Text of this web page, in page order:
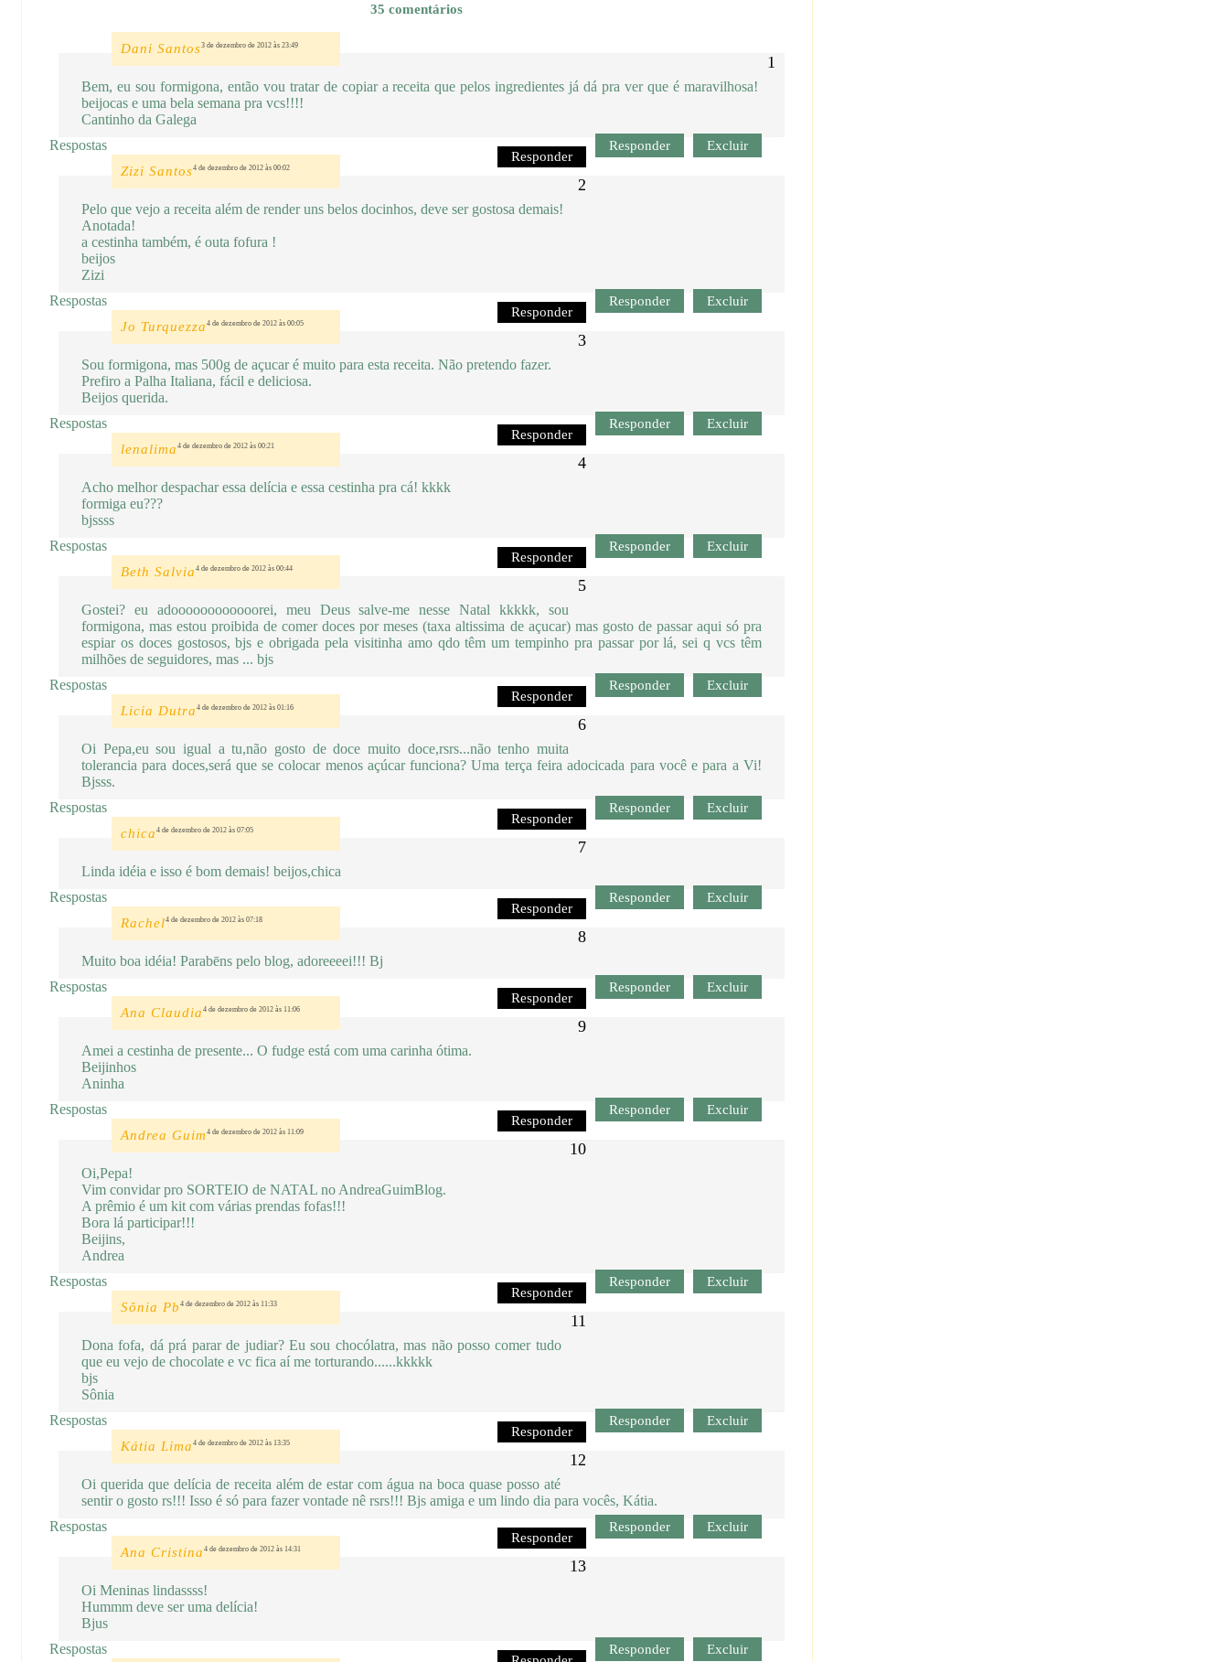
35 comentários
Dani Santos3 de dezembro de 2012 às 23:49
Bem, eu sou formigona, então vou tratar de copiar a receita que pelos ingredientes já dá pra ver que é maravilhosa!
beijocas e uma bela semana pra vcs!!!!
Cantinho da Galega
Responder Excluir
Respostas
Responder
Zizi Santos4 de dezembro de 2012 às 00:02
Pelo que vejo a receita além de render uns belos docinhos, deve ser gostosa demais!
Anotada!
a cestinha também, é outa fofura !
beijos
Zizi
Responder Excluir
Respostas
Responder
Jo Turquezza 4 de dezembro de 2012 às 00:05
Sou formigona, mas 500g de açucar é muito para esta receita. Não pretendo fazer.
Prefiro a Palha Italiana, fácil e deliciosa.
Beijos querida.
Responder Excluir
Respostas
Responder
lenalima 4 de dezembro de 2012 às 00:21
Acho melhor despachar essa delícia e essa cestinha pra cá! kkkk
formiga eu???
bjssss
Responder Excluir
Respostas
Responder
Beth Salvia 4 de dezembro de 2012 às 00:44
Gostei? eu adoooooooooooorei, meu Deus salve-me nesse Natal kkkkk, sou
formigona, mas estou proibida de comer doces por meses (taxa altissima de açucar) mas gosto de passar aqui só pra
espiar os doces gostosos, bjs e obrigada pela visitinha amo qdo têm um tempinho pra passar por lá, sei q vcs têm
milhões de seguidores, mas ... bjs
Responder Excluir
Respostas
Responder
Licia Dutra 4 de dezembro de 2012 às 01:16
Oi Pepa,eu sou igual a tu,não gosto de doce muito doce,rsrs...não tenho muita
tolerancia para doces,será que se colocar menos açúcar funciona? Uma terça feira adocicada para você e para a Vi!
Bjsss.
Responder Excluir
Respostas
Responder
chica 4 de dezembro de 2012 às 07:05
Linda idéia e isso é bom demais! beijos,chica
Responder Excluir
Respostas
Responder
Rachel4 de dezembro de 2012 às 07:18
Muito boa idéia! Parabēns pelo blog, adoreeeei!!! Bj
Responder Excluir
Respostas
Responder
Ana Claudia 4 de dezembro de 2012 às 11:06
Amei a cestinha de presente... O fudge está com uma carinha ótima.
Beijinhos
Aninha
Responder Excluir
Respostas
Responder
Andrea Guim 4 de dezembro de 2012 às 11:09
Oi,Pepa!
Vim convidar pro SORTEIO de NATAL no AndreaGuimBlog.
A prêmio é um kit com várias prendas fofas!!!
Bora lá participar!!!
Beijins,
Andrea
Responder Excluir
Respostas
Responder
Sônia Pb 4 de dezembro de 2012 às 11:33
Dona fofa, dá prá parar de judiar? Eu sou chocólatra, mas não posso comer tudo
que eu vejo de chocolate e vc fica aí me torturando......kkkkk
bjs
Sônia
Responder Excluir
Respostas
Responder
Kátia Lima 4 de dezembro de 2012 às 13:35
Oi querida que delícia de receita além de estar com água na boca quase posso até
sentir o gosto rs!!! Isso é só para fazer vontade nê rsrs!!! Bjs amiga e um lindo dia para vocês, Kátia.
Responder Excluir
Respostas
Responder
Ana Cristina 4 de dezembro de 2012 às 14:31
Oi Meninas lindassss!
Hummm deve ser uma delícia!
Bjus
Responder Excluir
Respostas